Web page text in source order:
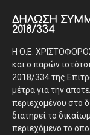
ΔΉΛΩΣΗ
2018/334
Η Ο.Ε.
και ο παρών
2018/334 της
μέτρα για την
περιεχομένου στο
διατηρεί το
περιεχόμενο το